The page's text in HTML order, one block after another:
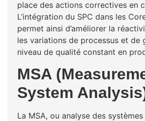
place des actions correctives en
L’intégration du SPC dans les
permet ainsi d’améliorer la
les variations de processus et de
niveau de qualité constant en
MSA
System
La MSA, ou analyse des